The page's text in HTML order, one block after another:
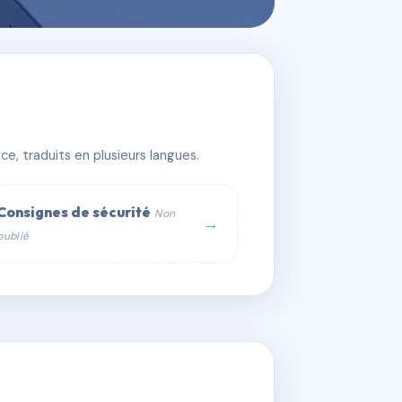
traduits en plusieurs langues.
de sécurité Non
→